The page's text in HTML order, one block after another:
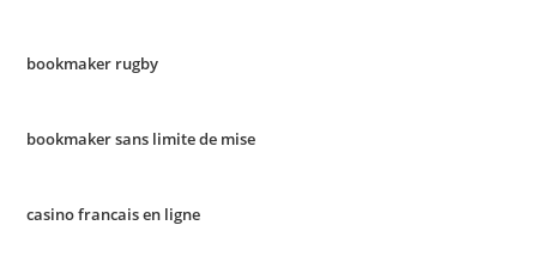
bookmaker rugby
bookmaker sans limite de mise
casino francais en ligne